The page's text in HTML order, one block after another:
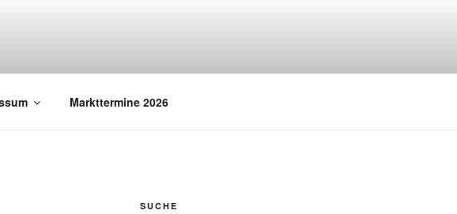
Markttermine 2026
SUCHE